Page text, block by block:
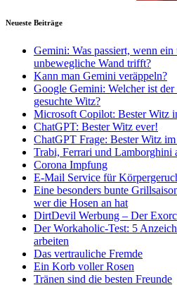
Neueste Beiträge
Gemini: Was passiert, wenn
unbewegliche Wand trifft?
Kann man Gemini veräppeln?
Google Gemini: Welcher ist
gesuchte Witz?
Microsoft Copilot: Bester Witz
ChatGPT: Bester Witz ever!
ChatGPT Frage: Bester Witz
Trabi, Ferrari und Lamborghini
Corona Impfung
E-Mail Service für
Eine besonders bunte
wer die Hosen an hat
DirtDevil Werbung – Der
Der Workaholic-Test: 5
arbeiten
Das vertrauliche Fremde
Ein Korb voller Rosen
Tränen sind die besten Freunde